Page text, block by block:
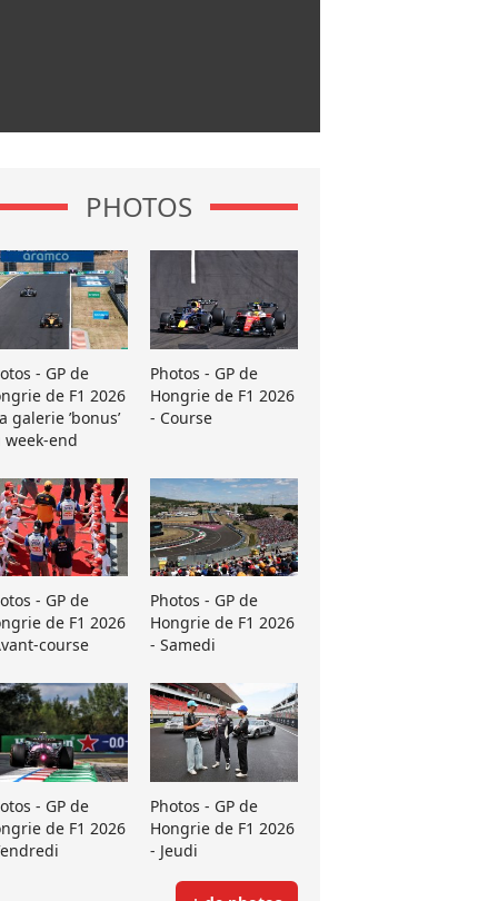
PHOTOS
- GP de
de F1 2026
galerie ’bonus’
week-end
Photos - GP de
Hongrie de F1 2026
- Course
- GP de
de F1 2026
course
Photos - GP de
Hongrie de F1 2026
- Samedi
- GP de
de F1 2026
Photos - GP de
Hongrie de F1 2026
- Jeudi